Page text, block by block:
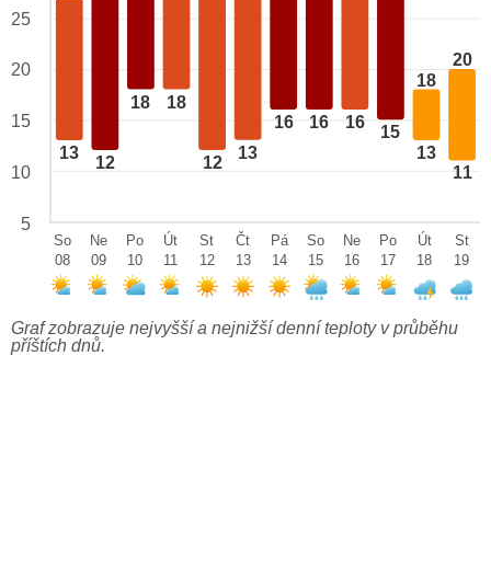
13
12
18 18
12
13
16 16 16
15
18
13
20
11
25
20
15
10
5
So
08
Ne
09
Po
10
Út
11
St
12
Čt
13
Pá
14
So
15
Ne
16
Po
17
Út
18
St
19
Graf zobrazuje nejvyšší a nejnižší denní teploty v průběhu
příštích dnů.